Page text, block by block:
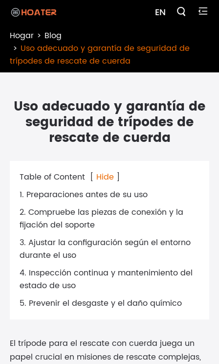
EN  
Hogar
Blog
Uso adecuado y garantía de seguridad de
trípodes de rescate de cuerda
Uso adecuado y garantía de
seguridad de trípodes de
rescate de cuerda
Table of Content [ Hide ]
1. Preparaciones antes de su uso
2. Compruebe las piezas de conexión y la
fijación del soporte
3. Ajustar la configuración según el entorno
durante el uso
4. Inspección continua y mantenimiento del
estado de uso
5. Prevenir el desgaste y el daño químico
El trípode para el rescate con cuerda juega un
papel crucial en misiones de rescate complejas,